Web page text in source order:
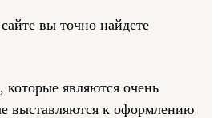
вы точно найдете
являются очень
выставляются к оформлению